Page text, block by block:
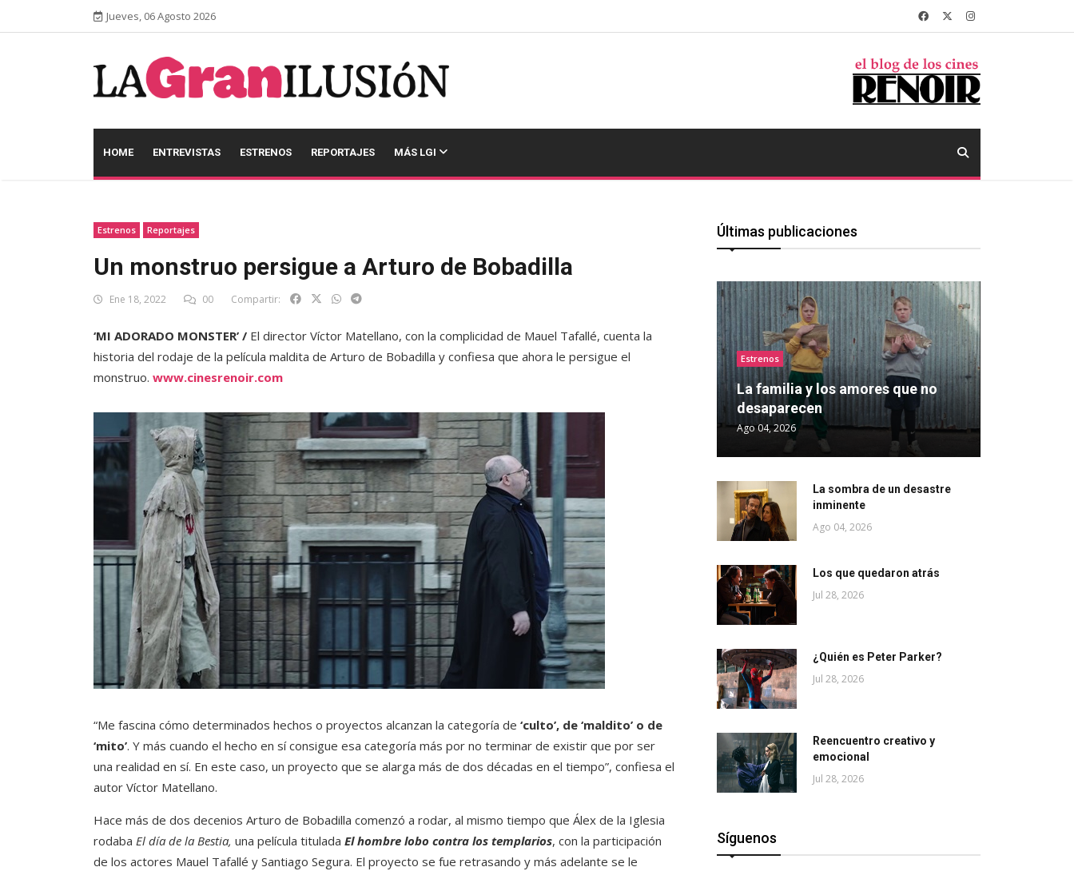
Jueves, 06 Agosto 2026
HOME ENTREVISTAS ESTRENOS REPORTAJES MÁS LGI
Estrenos Reportajes
Un monstruo persigue a Arturo de Bobadilla
Ene 18, 2022 00 Compartir:
‘MI ADORADO MONSTER’ / El director Víctor Matellano, con la complicidad de Mauel Tafallé, cuenta la
historia del rodaje de la película maldita de Arturo de Bobadilla y confiesa que ahora le persigue el
monstruo. www.cinesrenoir.com
“Me fascina cómo determinados hechos o proyectos alcanzan la categoría de ‘culto’, de ‘maldito’ o de
‘mito’. Y más cuando el hecho en sí consigue esa categoría más por no terminar de existir que por ser
una realidad en sí. En este caso, un proyecto que se alarga más de dos décadas en el tiempo”, confiesa el
autor Víctor Matellano.
Hace más de dos decenios Arturo de Bobadilla comenzó a rodar, al mismo tiempo que Álex de la Iglesia
rodaba El día de la Bestia, una película titulada El hombre lobo contra los templarios, con la participación
de los actores Mauel Tafallé y Santiago Segura. El proyecto se fue retrasando y más adelante se le
Últimas publicaciones
Estrenos
La familia y los amores que no
desaparecen
Ago 04, 2026
La sombra de un desastre
inminente
Ago 04, 2026
Los que quedaron atrás
Jul 28, 2026
¿Quién es Peter Parker?
Jul 28, 2026
Reencuentro creativo y
emocional
Jul 28, 2026
Síguenos